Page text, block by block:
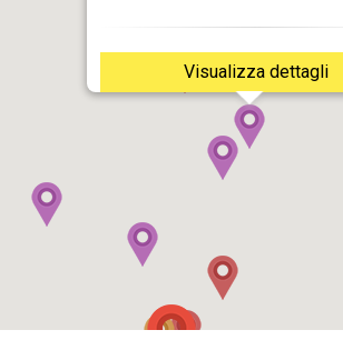
Visualizza dettagli